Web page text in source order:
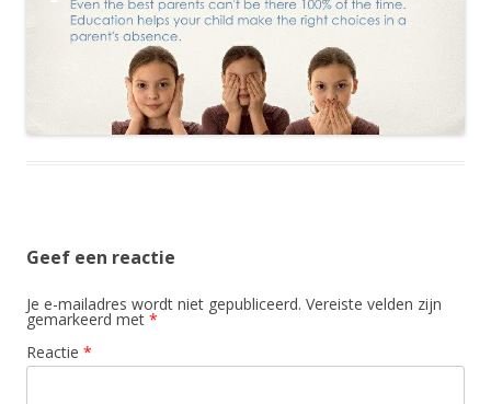
Geef een reactie
Je e-mailadres wordt niet gepubliceerd. Vereiste velden zijn
gemarkeerd met *
Reactie *